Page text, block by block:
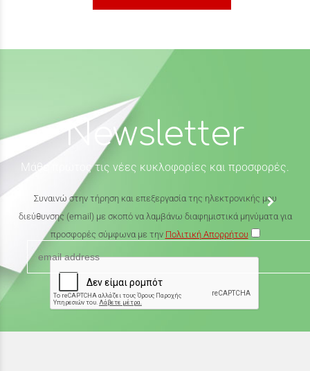
Newsletter
Μάθε πρώτος τις νέες κυκλοφορίες και προσφορές.
Συναινώ στην τήρηση και επεξεργασία της ηλεκτρονικής μου
διεύθυνσης (email) με σκοπό να λαμβάνω διαφημιστικά μηνύματα για
προσφορές σύμφωνα με την Πολιτική Απορρήτου